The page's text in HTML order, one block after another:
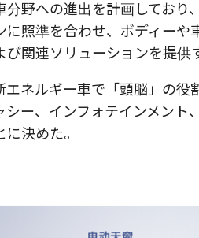
野への進出を計画してお
照準を合わせ、ボディー
関連ソリューションを提供
ネルギー車で「頭脳」の
ー、インフォテインメン
決めた。